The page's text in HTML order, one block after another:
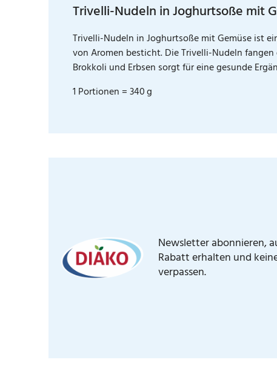
Trivelli-Nudeln in Joghurtsoße mit
Trivelli-Nudeln in Joghurtsoße mit Gemüse ist
von Aromen besticht. Die Trivelli-Nudeln
Brokkoli und Erbsen sorgt für eine gesunde
1 Portionen = 340 g
Newsletter abonnieren,
Rabatt erhalten und
verpassen.